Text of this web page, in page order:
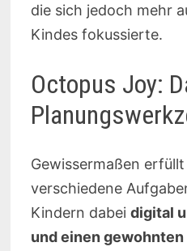
die sich jedoch mehr
Kindes fokussierte.
Octopus Joy:
Gewissermaßen
verschiedene
Kindern dabei digital
und einen gewohnten